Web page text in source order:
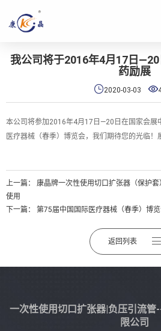
我公司将于2016年4月17日
药励展
2020-03-03 
本公司将参加2016年4月17日—20日在国家会展
医疗器械（春季）博览会，我们期待您的光临！
上一篇： 康晶牌一次性使用切口扩张器（保护
使用
下一篇： 第75届中国国际医疗器械（春季）博
返回列表
一次性使用切口扩张器|负压引流管
限公司